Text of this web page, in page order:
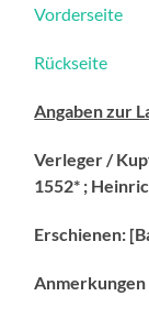
Vorderseite
Rückseite
Angaben zur
Verleger /
1552* ;
Erschienen: